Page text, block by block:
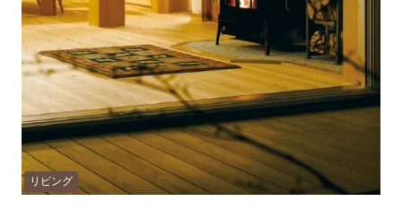
リビング